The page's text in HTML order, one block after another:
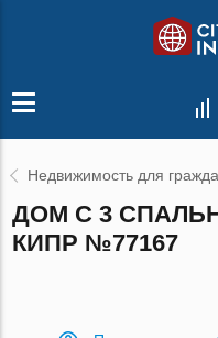
Недвижимость для
ДОМ С 3
КИПР №77167